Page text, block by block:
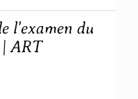
l'examen du
ART